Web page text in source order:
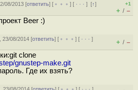
08/2013 [ответить] [ ﹢﹢﹢] [ · · ·][↑]
+1
+ / –
Beer :)
23/08/2014 [ответить] [ ﹢﹢﹢] [ · · ·]
+ / –
clone
gnustep-make.git
Где их взять?